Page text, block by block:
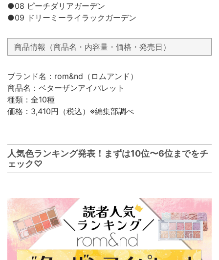
●08 ピーチダリアガーデン
●09 ドリーミーライラックガーデン
商品情報（商品名・内容量・価格・発売日）
ブランド名：rom&nd（ロムアンド）
商品名：ベターザンアイパレット
種類：全10種
価格：3,410円（税込）※編集部調べ
人気色ランキング発表！まずは10位〜6位までをチ
ェック♡